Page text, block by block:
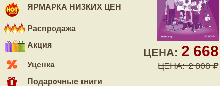
ЯРМАРКА НИЗКИХ ЦЕН
Распродажа
Акция
Уценка
Подарочные книги
ЦЕНА: 2
ЦЕНА: 2 808